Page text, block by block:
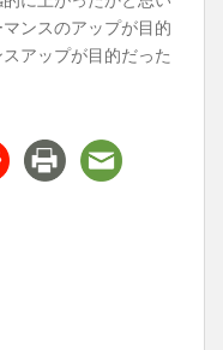
ンスのアップが目的
アップが目的だった